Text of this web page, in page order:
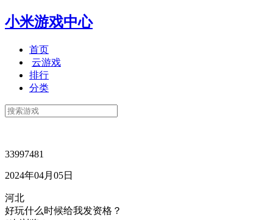
小米游戏中心
首页
云游戏
排行
分类
33997481
2024年04月05日
河北
好玩什么时候给我发资格？